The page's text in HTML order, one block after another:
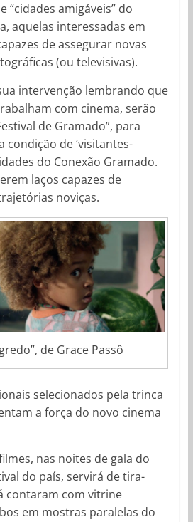
“cidades amigáveis” do
aquelas interessadas em
de assegurar novas
(ou televisivas).
intervenção lembrando que
com cinema, serão
de Gramado”, para
condição de ‘visitantes-
do Conexão Gramado.
laços capazes de
noviças.
de Grace Passô
selecionados pela trinca
a força do novo cinema
nas noites de gala do
do país, servirá de tira-
contaram com vitrine
em mostras paralelas do